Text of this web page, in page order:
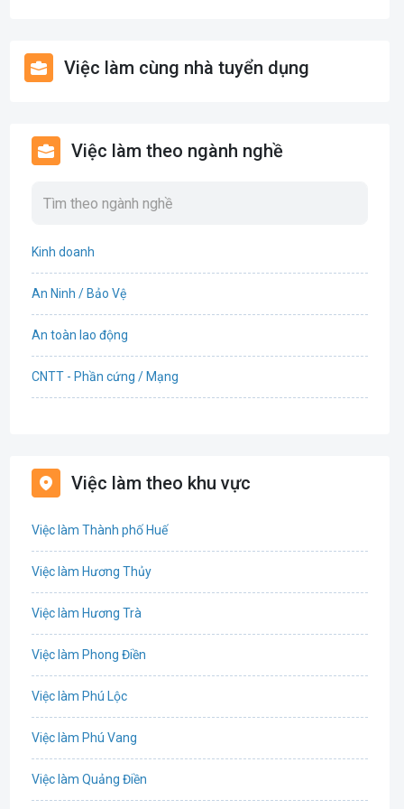
Việc làm cùng nhà tuyển dụng
Việc làm theo ngành nghề
Kinh doanh
An Ninh / Bảo Vệ
An toàn lao động
CNTT - Phần cứng / Mạng
Bất động sản
Việc làm theo khu vực
Việc làm Thành phố Huế
Việc làm Hương Thủy
Việc làm Hương Trà
Việc làm Phong Điền
Việc làm Phú Lộc
Việc làm Phú Vang
Việc làm Quảng Điền